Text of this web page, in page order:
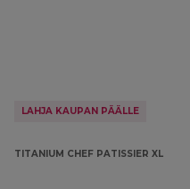
LAHJA KAUPAN PÄÄLLE
TITANIUM CHEF PATISSIER XL